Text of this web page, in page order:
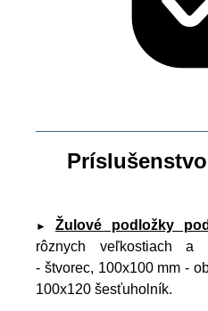
► Žulové podložky
rôznych veľkostiach a
- štvorec, 100x100 mm -
100x120 šesťuholník.